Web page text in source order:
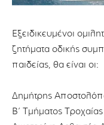
Εξειδικευμένοι
ζητήματα οδικής
παιδείας, θα είναι οι:
Δημήτρης
Β’ Τμήματος Τροχαίας